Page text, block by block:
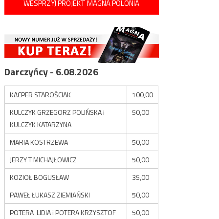
WESPRZYJ PROJEKT MAGNA POLONIA
Darczyńcy - 6.08.2026
KACPER STAROŚCIAK
100,00
KULCZYK GRZEGORZ POLIŃSKA i
KULCZYK KATARZYNA
50,00
MARIA KOSTRZEWA
50,00
JERZY T MICHAJŁOWICZ
50,00
KOZIOŁ BOGUSŁAW
35,00
PAWEŁ ŁUKASZ ZIEMIAŃSKI
50,00
POTERA LIDIA i POTERA KRZYSZTOF
50,00